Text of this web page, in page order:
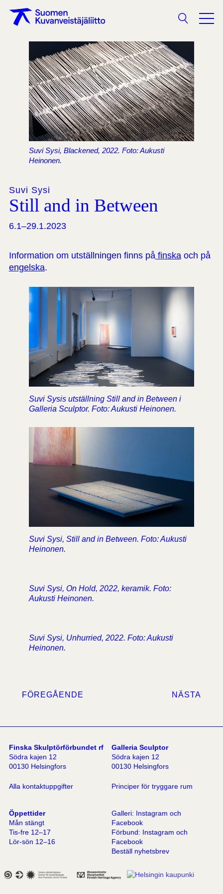
Sökning
Suvi Sysi, Blackened, 2022. Foto: Aukusti
Heinonen.
Suvi Sysi
Still and in Between
6.1–29.1.2023
Information om utställningen finns påfinskaoch på
engelska.
Suvi Sysis utställning Still and in Between i
Galleria Sculptor. Foto: Aukusti Heinonen.
Suvi Sysi, Still and in Between. Foto: Aukusti
Heinonen.
Suvi Sysi, On Hold, 2022, keramik. Foto:
Aukusti Heinonen.
Suvi Sysi, Unhurried, 2022. Foto: Aukusti
Heinonen.
FÖREGÅENDE NÄSTA
Finska Skulptörförbundet rf
Södra kajen 12
00130 Helsingfors
Alla kontaktuppgifter
Galleria Sculptor
Södra kajen 12
00130 Helsingfors
Principer för tryggare rum
Öppettider
Mån stängt
Tis-fre 12–17
Lör-sön 12–16
Galleri: Instagram och
Facebook
Förbund: Instagram och
Facebook
Beställ nyhetsbrev